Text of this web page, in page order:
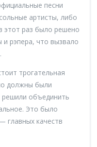
песни
артисты, либо
этот раз было решено
и рэпера, что вызвало
трогательная
должны были
решили объединить
Это было
главных качеств